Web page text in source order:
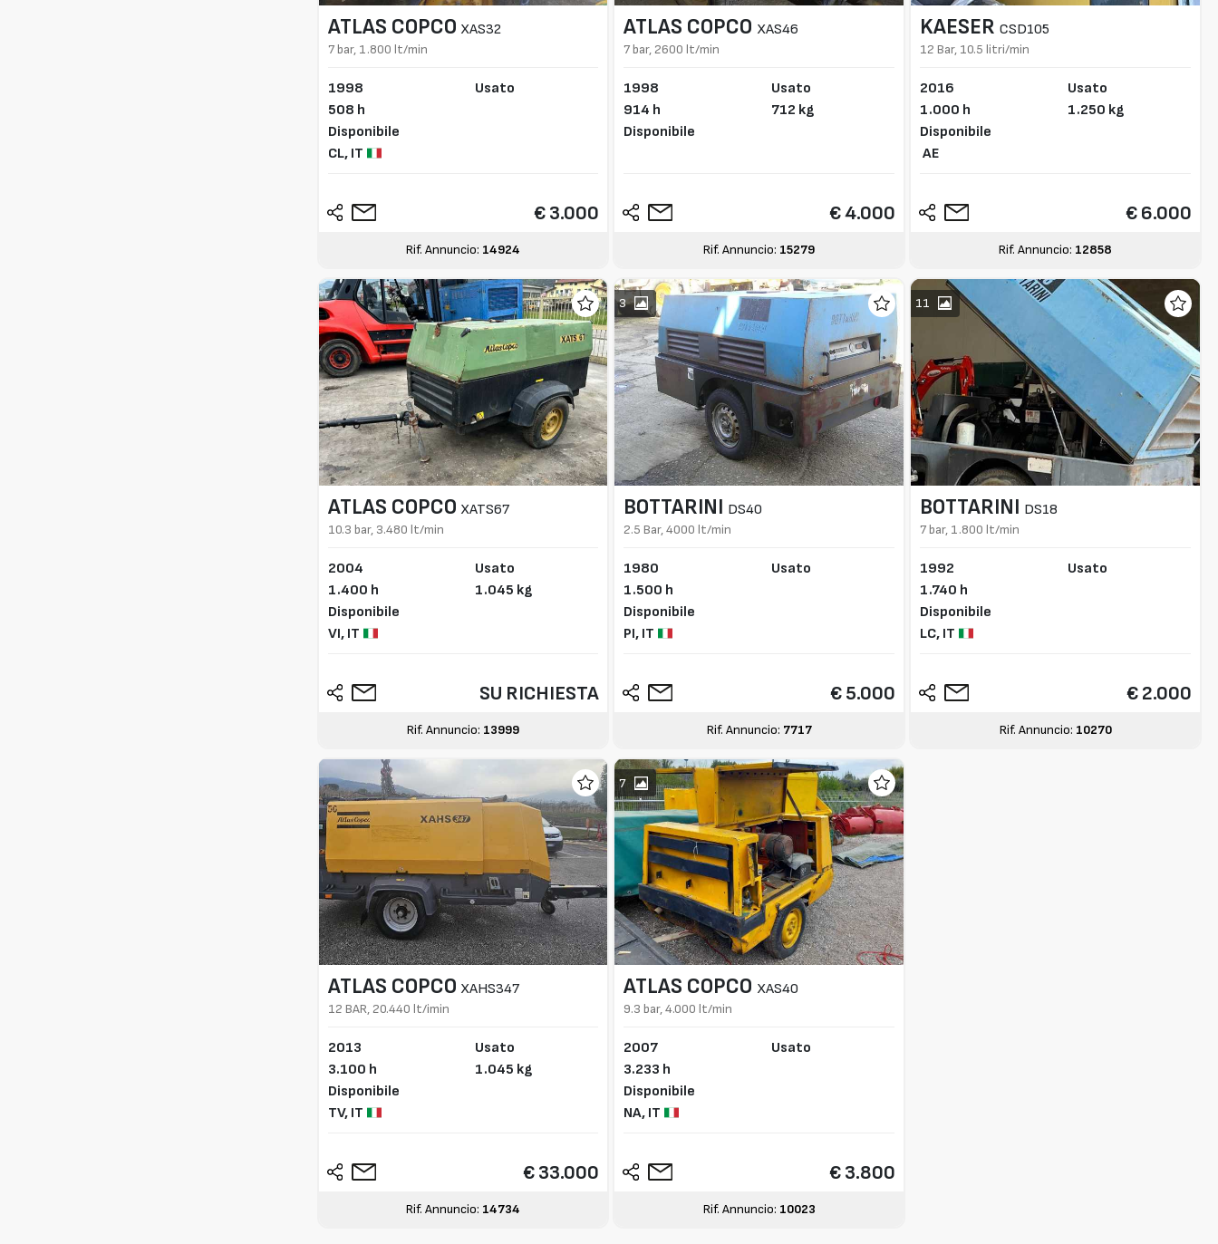
ATLAS COPCO XAS32
7 bar, 1.800 lt/min
1998
508 h
Disponibile
CL,IT
Usato
€ 3.000
Rif. Annuncio: 14924
ATLAS COPCO XAS46
7 bar, 2600 lt/min
1998
914 h
Disponibile
Usato
712 kg
€ 4.000
Rif. Annuncio: 15279
KAESER CSD105
12 Bar, 10.5 litri/min
2016
1.000 h
Disponibile
AE
Usato
1.250 kg
€ 6.000
Rif. Annuncio: 12858
ATLAS COPCO XATS67
10.3 bar, 3.480 lt/min
2004
1.400 h
Disponibile
VI,IT
Usato
1.045 kg
SU RICHIESTA
Rif. Annuncio: 13999
3
BOTTARINI DS40
2.5 Bar, 4000 lt/min
1980
1.500 h
Disponibile
PI, IT
Usato
€ 5.000
Rif. Annuncio: 7717
11
BOTTARINI DS18
7 bar, 1.800 lt/min
1992
1.740 h
Disponibile
LC, IT
Usato
€ 2.000
Rif. Annuncio: 10270
ATLAS COPCO XAHS347
12 BAR, 20.440 lt/imin
2013
3.100 h
Disponibile
TV,IT
Usato
1.045 kg
€ 33.000
Rif. Annuncio: 14734
7
ATLAS COPCO XAS40
9.3 bar, 4.000 lt/min
2007
3.233 h
Disponibile
NA, IT
Usato
€ 3.800
Rif. Annuncio: 10023